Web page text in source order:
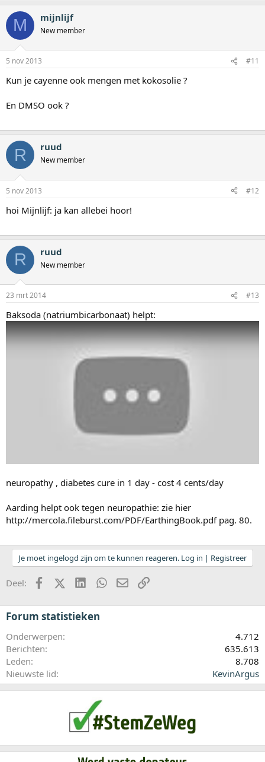
M mijnlijf
New member
5 nov 2013 #11
Kun je cayenne ook mengen met kokosolie ?
En DMSO ook ?
R ruud
New member
5 nov 2013 #12
hoi Mijnlijf: ja kan allebei hoor!
R ruud
New member
23 mrt 2014 #13
Baksoda (natriumbicarbonaat) helpt:
neuropathy , diabetes cure in 1 day - cost 4 cents/day
Aarding helpt ook tegen neuropathie: zie hier
http://mercola.fileburst.com/PDF/EarthingBook.pdf pag. 80.
Je moet ingelogd zijn om te kunnen reageren. Log in | Registreer
Deel: FacebookX (Twitter)LinkedInWhatsApp
E-mailkoppeling
Forum statistieken
Onderwerpen
4.712
Berichten
635.613
Leden
8.708
Nieuwste lid
KevinArgus